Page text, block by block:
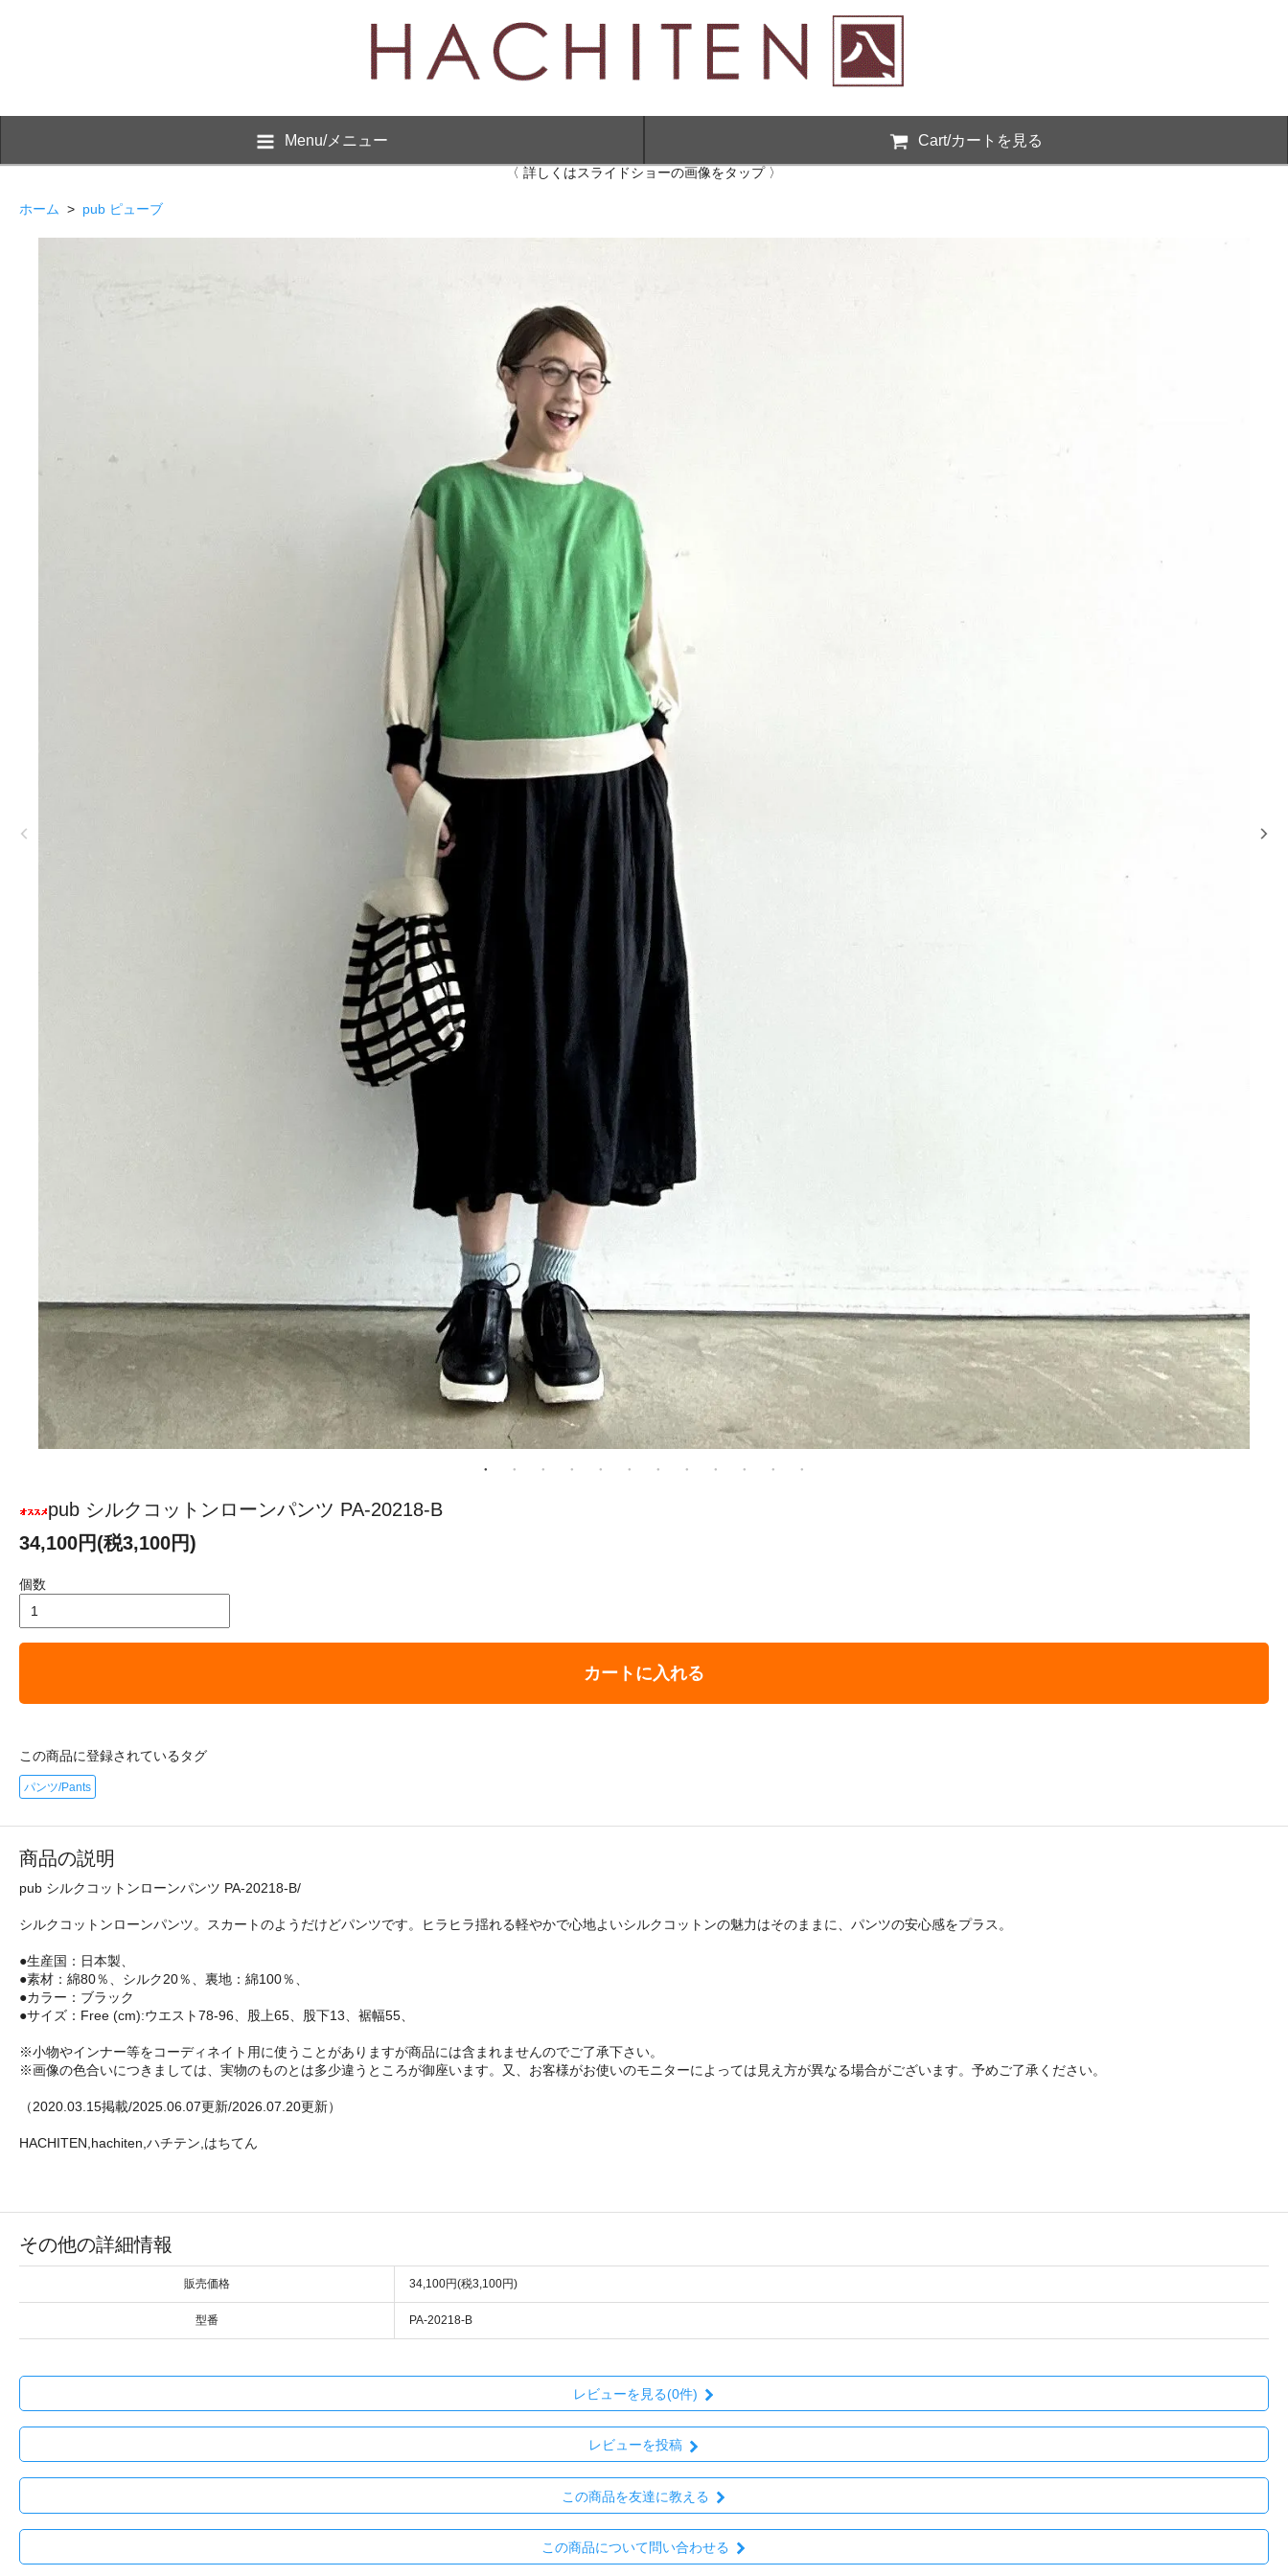
Menu/メニュー Cart/カートを見る
〈 詳しくはスライドショーの画像をタップ 〉
ホーム > pub ピューブ
pub シルクコットンローンパンツ PA-20218-B
34,100円(税3,100円)
個数
カートに入れる
この商品に登録されているタグ
パンツ/Pants
商品の説明
pub シルクコットンローンパンツ PA-20218-B/
シルクコットンローンパンツ。スカートのようだけどパンツです。ヒラヒラ揺れる軽やかで心地よいシルクコットンの魅力はそのままに、パンツの安心感をプラス。
●生産国：日本製、
●素材：綿80％、シルク20％、裏地：綿100％、
●カラー：ブラック
●サイズ：Free (cm):ウエスト78-96、股上65、股下13、裾幅55、
※小物やインナー等をコーディネイト用に使うことがありますが商品には含まれませんのでご了承下さい。
※画像の色合いにつきましては、実物のものとは多少違うところが御座います。又、お客様がお使いのモニターによっては見え方が異なる場合がございます。予めご了承ください。
（2020.03.15掲載/2025.06.07更新/2026.07.20更新）
HACHITEN,hachiten,ハチテン,はちてん
その他の詳細情報
販売価格 34,100円(税3,100円)
型番 PA-20218-B
レビューを見る(0件)
レビューを投稿
この商品を友達に教える
この商品について問い合わせる